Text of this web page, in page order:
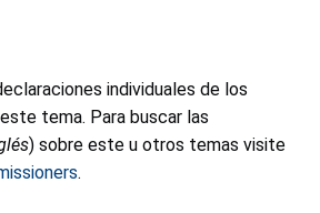
individuales de los
tema. Para buscar las
) sobre este u otros temas visite
.